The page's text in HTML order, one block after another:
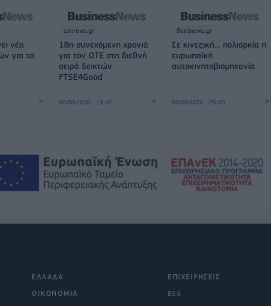
νέα
για τα
csrnews.gr
18η συνεχόμενη χρονιά
για τον ΟΤΕ στη διεθνή
σειρά δεικτών
FTSE4Good
06/08/2026 - 11:42
fleetnews.gr
Σε κινεζική… πολιορκία η
ευρωπαϊκή
αυτοκινητοβιομηχανία
06/08/2026 - 05:00
ΕΠΙΧΕΙΡΗΣΕΙΣ
ESG
ΕΛΛΑΔΑ
ΟΙΚΟΝΟΜΙΑ